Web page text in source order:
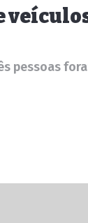
pessoas